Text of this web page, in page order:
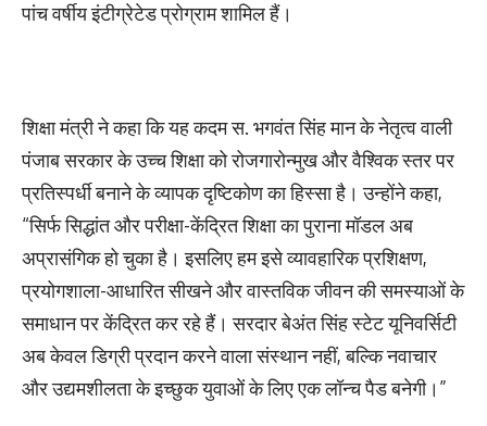
पांच वर्षीय इंटीग्रेटेड प्रोग्राम शामिल हैं।
शिक्षा मंत्री ने कहा कि यह कदम स. भगवंत सिंह मान के नेतृत्व वाली
पंजाब सरकार के उच्च शिक्षा को रोजगारोन्मुख और वैश्विक स्तर पर
प्रतिस्पर्धी बनाने के व्यापक दृष्टिकोण का हिस्सा है। उन्होंने कहा,
“सिर्फ सिद्धांत और परीक्षा-केंद्रित शिक्षा का पुराना मॉडल अब
अप्रासंगिक हो चुका है। इसलिए हम इसे व्यावहारिक प्रशिक्षण,
प्रयोगशाला-आधारित सीखने और वास्तविक जीवन की समस्याओं के
समाधान पर केंद्रित कर रहे हैं। सरदार बेअंत सिंह स्टेट यूनिवर्सिटी
अब केवल डिग्री प्रदान करने वाला संस्थान नहीं, बल्कि नवाचार
और उद्यमशीलता के इच्छुक युवाओं के लिए एक लॉन्च पैड बनेगी।”